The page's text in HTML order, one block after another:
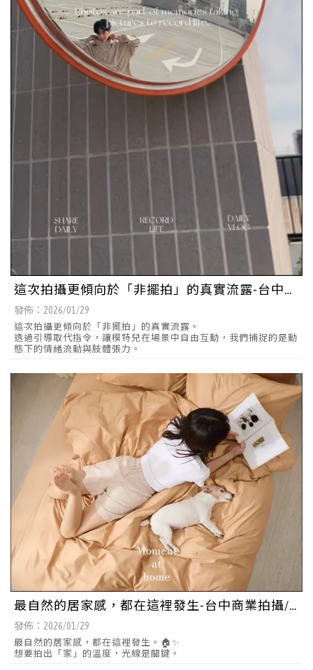
這次拍攝更傾向於「非擺拍」的真實流露-台中商
品攝影/北屯區食品拍攝
發佈：2026/01/29
這次拍攝更傾向於「非擺拍」的真實流露。
透過引導取代指令，讓模特兒在場景中自由互動，我們捕捉的是動
態下的情緒流動與肢體張力。
最自然的居家感，都在這裡發生-台中商業拍攝/
北屯區會議場地租借
發佈：2026/01/29
最自然的居家感，都在這裡發生。🏠✨
想要拍出「家」的溫度，光線是關鍵。